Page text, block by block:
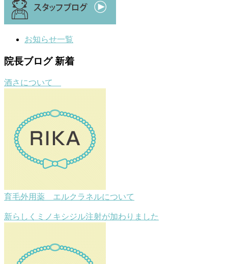
お知らせ一覧
院長ブログ 新着
酒さについて
育毛外用薬 エルクラネルについて
新らしくミノキシジル注射が加わりました